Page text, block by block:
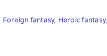
Foreign fantasy, Heroic fantasy,